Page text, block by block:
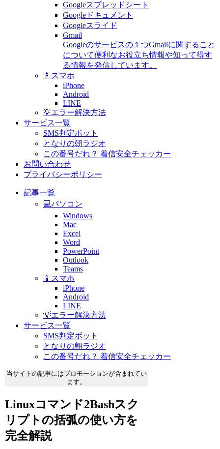
Googleスプレッドシート
Googleドキュメント
Googleスライド
Gmail
Googleのサービスの１つGmailに関すること
について便利なお役立ち情報や知って得す
る情報を発信しています。
📱スマホ
iPhone
Android
LINE
💡エラー解決方法
サービス一覧
SMS判定ボット
となりの朝ラジオ
この番号だれ？ 着信安全チェッカー
お問い合わせ
プライバシーポリシー
記事一覧
💻パソコン
Windows
Mac
Excel
Word
PowerPoint
Outlook
Teams
📱スマホ
iPhone
Android
LINE
💡エラー解決方法
サービス一覧
SMS判定ボット
となりの朝ラジオ
この番号だれ？ 着信安全チェッカー
当サイトの記事にはプロモーションが含まれてい
ます。
Linuxコマンド2Bashスク
リプトの括弧の使い方を
完全解説